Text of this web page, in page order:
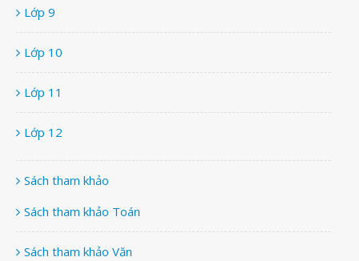
Lớp 9
Lớp 10
Lớp 11
Lớp 12
Sách tham khảo
Sách tham khảo Toán
Sách tham khảo Văn